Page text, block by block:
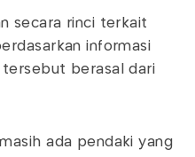
secara rinci terkait
informasi
tersebut berasal dari
ada pendaki yang